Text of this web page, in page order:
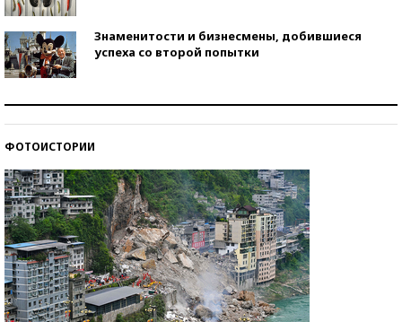
Знаменитости и бизнесмены, добившиеся
успеха со второй попытки
ФОТОИСТОРИИ